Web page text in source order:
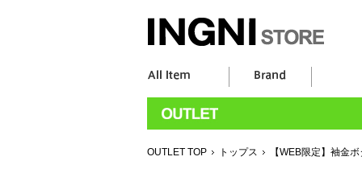
OUTLET TOP トップス 【WEB限定】袖金